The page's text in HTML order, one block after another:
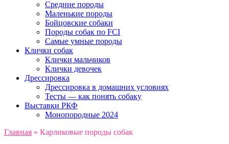
Средние породы
Маленькие породы
Бойцовские собаки
Породы собак по FCI
Самые умные породы
Клички собак
Клички мальчиков
Клички девочек
Дрессировка
Дрессировка в домашних условиях
Тесты — как понять собаку
Выставки РКФ
Монопородные 2024
Главная » Карликовые породы собак